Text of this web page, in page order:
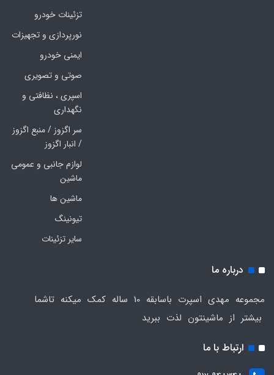
تزئینات خودرو
نورپردازی و تجهیزات
ایمنی خودرو
صوتی و تصویری
اسپری ، نظافتی و
نگهداری
سر اگزوز / منبع اگزوز
/ انبار اگزوز
لوازم جانبی و عمومی
ماشین
ماشین ها
تیونینگ
سایر تزئینات
درباره ما
مجموعه مهدی اسپرت باسابقه 10 ساله کمک میکنه تاشما
بیشتر از ماشینتون لذت ببرید
ارتباط با ما